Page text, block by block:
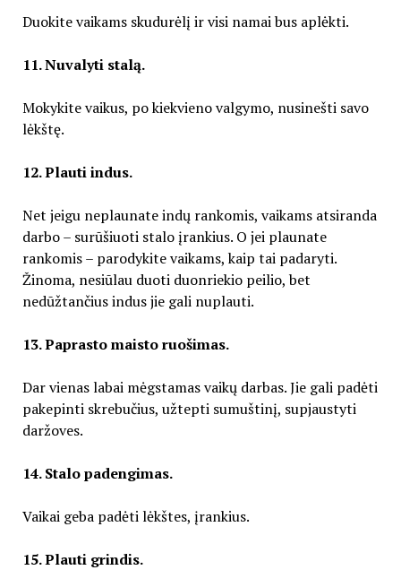
Duokite vaikams skudurėlį ir visi namai bus aplėkti.
11. Nuvalyti stalą.
Mokykite vaikus, po kiekvieno valgymo, nusinešti savo
lėkštę.
12. Plauti indus.
Net jeigu neplaunate indų rankomis, vaikams atsiranda
darbo – surūšiuoti stalo įrankius. O jei plaunate
rankomis – parodykite vaikams, kaip tai padaryti.
Žinoma, nesiūlau duoti duonriekio peilio, bet
nedūžtančius indus jie gali nuplauti.
13. Paprasto maisto ruošimas.
Dar vienas labai mėgstamas vaikų darbas. Jie gali padėti
pakepinti skrebučius, užtepti sumuštinį, supjaustyti
daržoves.
14. Stalo padengimas.
Vaikai geba padėti lėkštes, įrankius.
15. Plauti grindis.